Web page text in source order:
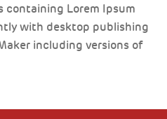
containing Lorem Ipsum
with desktop publishing
including versions of